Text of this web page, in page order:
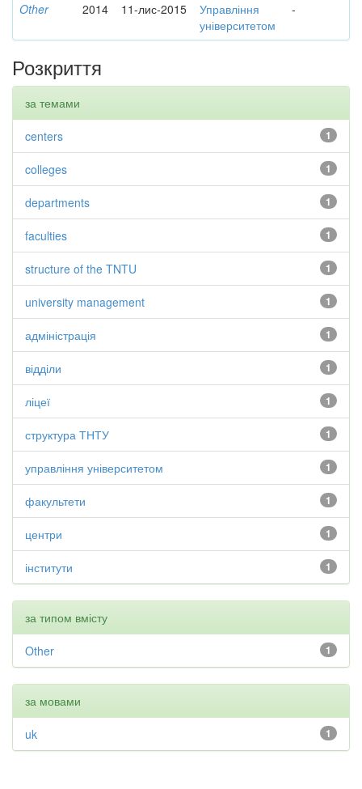
Other 2014 11-лис-2015
Управління
університетом
-
Розкриття
за темами
1
centers
1
colleges
1
departments
1
faculties
1
structure of the TNTU
1
university management
1
адміністрація
1
відділи
1
ліцеї
1
структура ТНТУ
1
управління університетом
1
факультети
1
центри
1
інститути
за типом вмісту
1
Other
за мовами
1
uk